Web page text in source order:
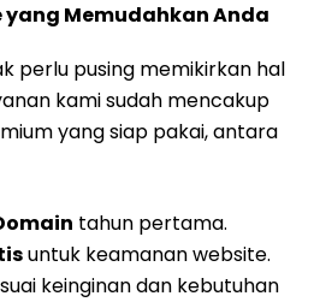
Memudahkan Anda
perlu pusing memikirkan hal
kami sudah mencakup
yang siap pakai, antara
tahun pertama.
untuk keamanan website.
keinginan dan kebutuhan